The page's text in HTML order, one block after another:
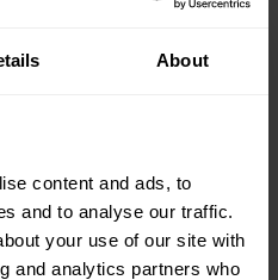
About
content and ads, to
and to analyse our traffic.
your use of our site with
and analytics partners who
ajutor pentru sistemul
singur aceasta proteina
consumand direct
Astfel, ea se poate
si enzime de care corpul